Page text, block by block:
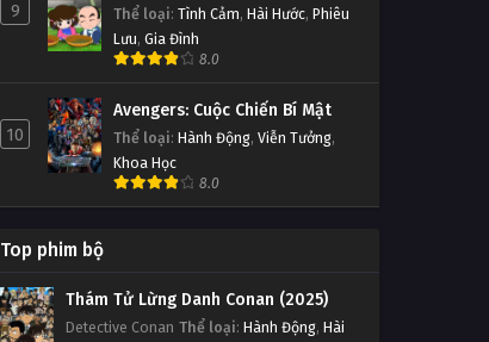
9 Thể loại: Tình Cảm, Hài Hước, Phiêu
Lưu, Gia Đình
8.0
10
Avengers: Cuộc Chiến Bí Mật
Thể loại: Hành Động, Viễn Tưởng,
Khoa Học
8.0
Top phim bộ
Thám Tử Lừng Danh Conan (2025)
Detective Conan Thể loại: Hành Động, Hài